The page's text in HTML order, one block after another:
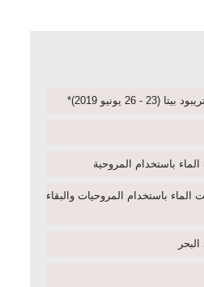
26 يونيو 2019)*
باستخدام المروحية
باستخدام المروحيات والبقاء